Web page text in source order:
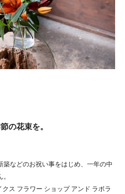
の花束を。
築などのお祝い事をはじめ、一年の中
クス フラワー ショップ アンド ラボラ